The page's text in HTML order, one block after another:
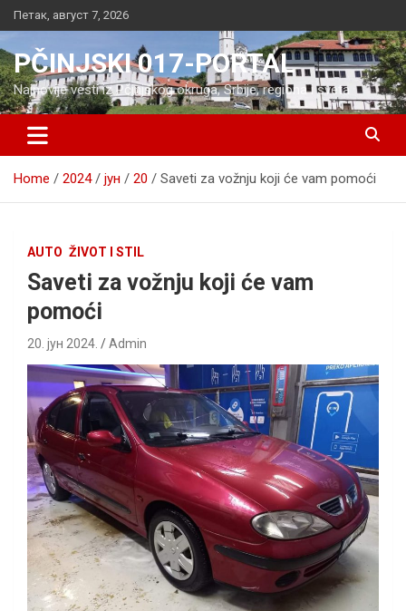
Skip
to
content
Петак, август 7, 2026
PČINJSKI 017-PORTAL
Najnovije vesti iz Pčinjskog okruga, Srbije, regiona i sveta
Home 2024 јун 20 Saveti za vožnju koji će vam pomoći
AUTO ŽIVOT I STIL
Saveti za vožnju koji će vam
pomoći
20. јун 2024. Admin